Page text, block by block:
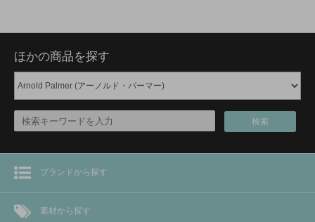
ほかの商品を探す
検索
ブランドから探す
素材から探す